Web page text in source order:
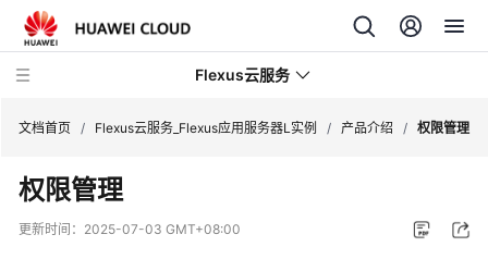
Flexus云服务
文档首页 / Flexus云服务_Flexus应用服务器L实例 / 产品介绍 / 权限管理
权限管理
更新时间： 2025-07-03 GMT+08:00